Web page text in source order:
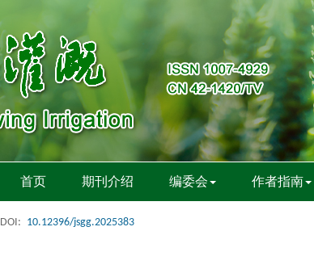
首页 期刊介绍 编委会 作者指南
DOI: 10.12396/jsgg.2025383